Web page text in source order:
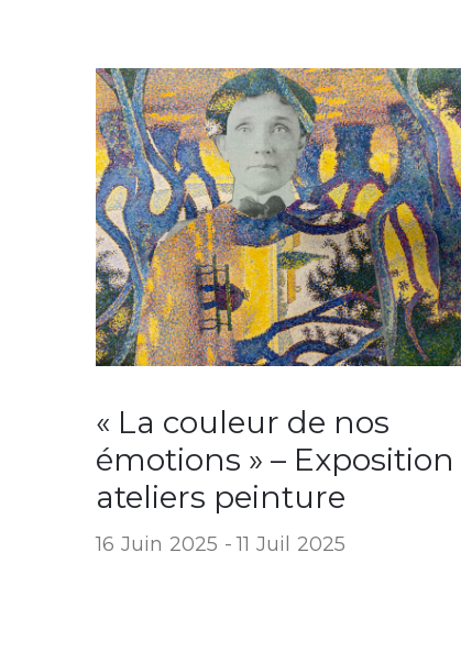
« La couleur de nos
émotions » – Exposition
ateliers peinture
16 Juin 2025 - 11 Juil 2025